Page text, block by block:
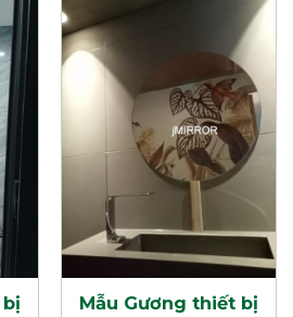
Mẫu Gương thiết bị